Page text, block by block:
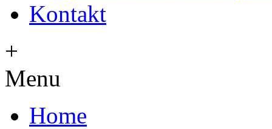
Kontakt
+
Menu
Home